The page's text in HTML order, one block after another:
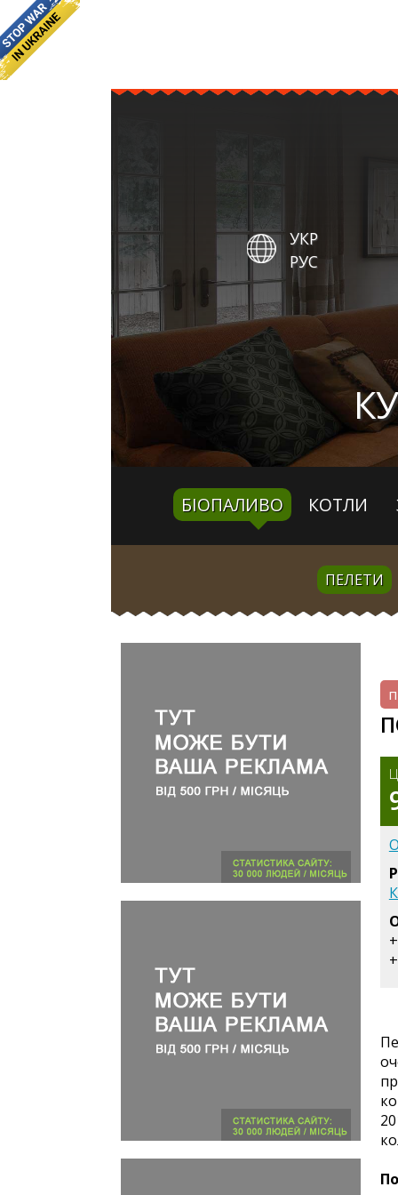
УКР
РУС
БІОПАЛИВО КОТЛИ
ПЕЛЕТИ